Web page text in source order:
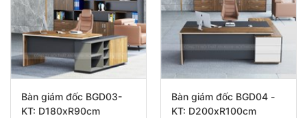
Bàn giám đốc BGD03-
KT: D180xR90cm
Bàn giám đốc BGD04 -
KT: D200xR100cm